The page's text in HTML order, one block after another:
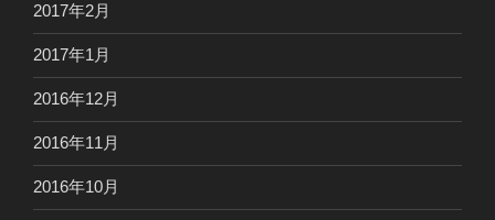
2017年2月
2017年1月
2016年12月
2016年11月
2016年10月